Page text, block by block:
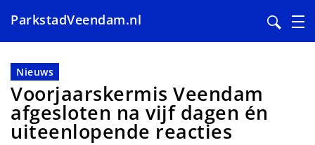
en
naar
de
inhoud
gaan
ParkstadVeendam.nl
Nieuws
Voorjaarskermis Veendam
afgesloten na vijf dagen én
uiteenlopende reacties